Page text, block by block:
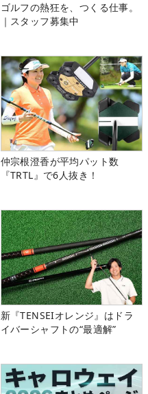
ゴルフの熱狂を、つくる仕事。
｜スタッフ募集中
仲宗根澄香が平均パット数
『TRTL』で6人抜き！
新『TENSEIオレンジ』はドラ
イバーシャフトの“最適解”